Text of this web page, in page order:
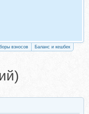
взносов Баланс и кешбек